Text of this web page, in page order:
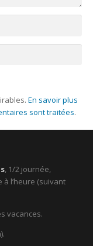
En savoir plus
sont traitées.
, 1/2 journée,
l’heure (suivant
vacances.